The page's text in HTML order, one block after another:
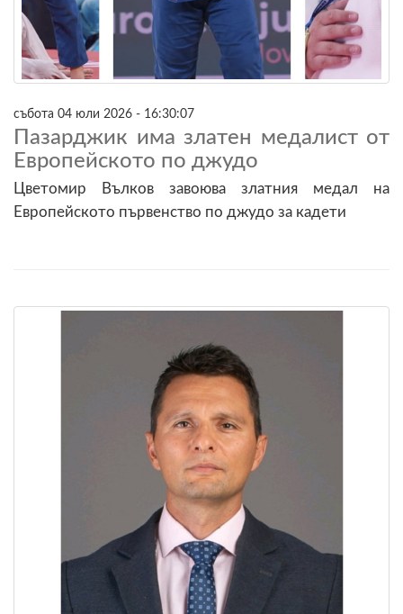
събота 04 юли 2026 - 16:30:07
Пазарджик има златен медалист от
Европейското по джудо
Цветомир Вълков завоюва златния медал на
Европейското първенство по джудо за кадети